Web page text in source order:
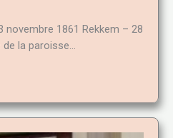
novembre 1861 Rekkem – 28
de la paroisse…